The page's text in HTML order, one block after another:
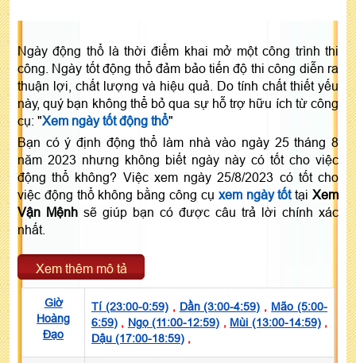
Ngày động thổ là thời điểm khai mở một công trình thi
công. Ngày tốt động thổ đảm bảo tiến độ thi công diễn ra
thuận lợi, chất lượng và hiệu quả. Do tính chất thiết yếu
này, quý bạn không thể bỏ qua sự hỗ trợ hữu ích từ công
cụ: "Xem ngày tốt động thổ"
Bạn có ý định động thổ làm nhà vào ngày 25 tháng 8
năm 2023 nhưng không biết ngày này có tốt cho việc
động thổ không? Việc xem ngày 25/8/2023 có tốt cho
việc động thổ không bằng công cụ xem ngày tốttạiXem
Vận Mệnh sẽ giúp bạn có được câu trả lời chính xác
nhất.
Xem thêm mô tả
Giờ
Hoàng
Đạo
Tí (23:00-0:59), Dần (3:00-4:59) , Mão (5:00-
6:59) , Ngọ (11:00-12:59) , Mùi (13:00-14:59),
Dậu (17:00-18:59) ,